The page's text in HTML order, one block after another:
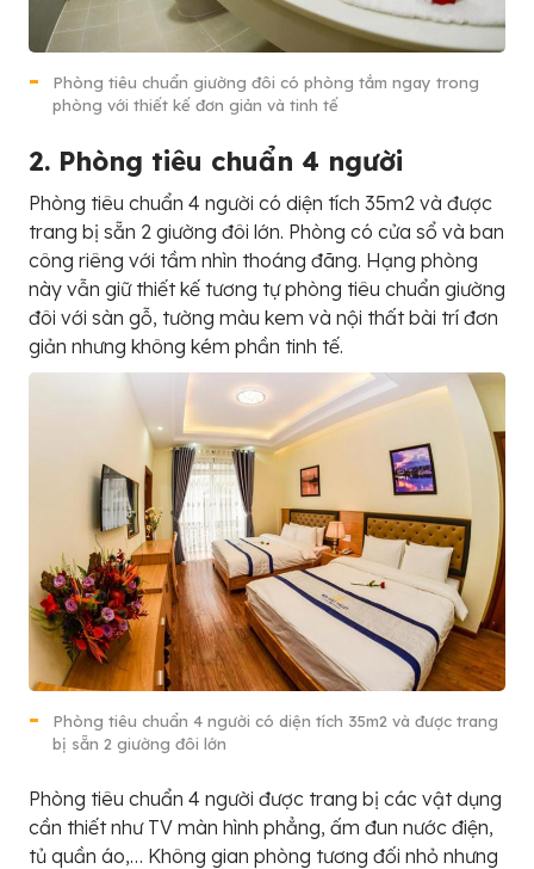
Phòng tiêu chuẩn giường đôi có phòng tắm ngay trong
phòng với thiết kế đơn giản và tinh tế
2. Phòng tiêu chuẩn 4 người
Phòng tiêu chuẩn 4 người có diện tích 35m2 và được
trang bị sẵn 2 giường đôi lớn. Phòng có cửa sổ và ban
công riêng với tầm nhìn thoáng đãng. Hạng phòng
này vẫn giữ thiết kế tương tự phòng tiêu chuẩn giường
đôi với sàn gỗ, tường màu kem và nội thất bài trí đơn
giản nhưng không kém phần tinh tế.
Phòng tiêu chuẩn 4 người có diện tích 35m2 và được trang
bị sẵn 2 giường đôi lớn
Phòng tiêu chuẩn 4 người được trang bị các vật dụng
cần thiết như TV màn hình phẳng, ấm đun nước điện,
tủ quần áo,… Không gian phòng tương đối nhỏ nhưng